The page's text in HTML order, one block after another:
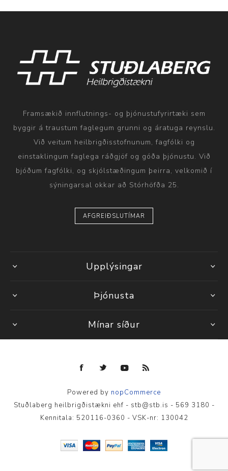
Framsækið innflutnings- og þjónustufyrirtæki sem
byggir á traustum faglegum grunni og áratuga reynslu.
Við veitum heilbrigðisstofnunum, fagfólki og
einstaklingum faglega ráðgjöf og góða þjónustu. Við
bjóðum fagfólki, og skjólstæðingum þeirra, velkomið í
sýningarsal okkar að Stórhöfða 25.
AFGREIÐSLUTÍMAR
Upplýsingar
Þjónusta
Mínar síður
Powered by nopCommerce
Stuðlaberg heilbrigðistækni ehf - stb@stb.is - 569 3180 -
Kennitala: 520116-0360 - VSK-nr: 130042